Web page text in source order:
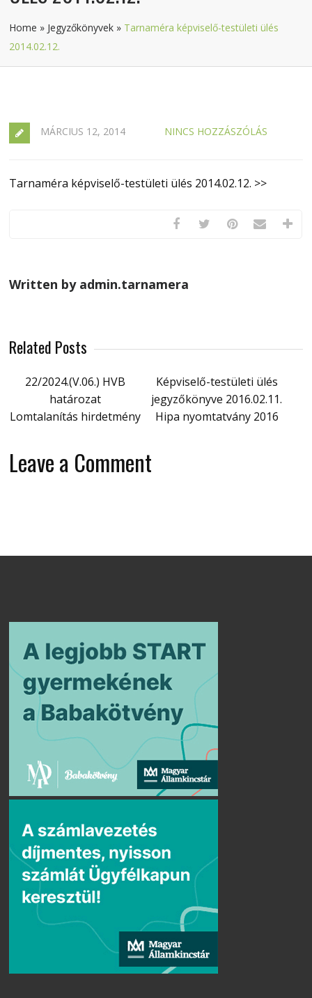
Home » Jegyzőkönyvek » Tarnaméra képviselő-testületi ülés
2014.02.12.
MÁRCIUS 12, 2014 NINCS HOZZÁSZÓLÁS
Tarnaméra képviselő-testületi ülés 2014.02.12. >>
Written by admin.tarnamera
Related Posts
22/2024.(V.06.) HVB
határozat
Képviselő-testületi ülés
jegyzőkönyve 2016.02.11.
Lomtalanítás hirdetmény
Hipa nyomtatvány 2016
Leave a Comment